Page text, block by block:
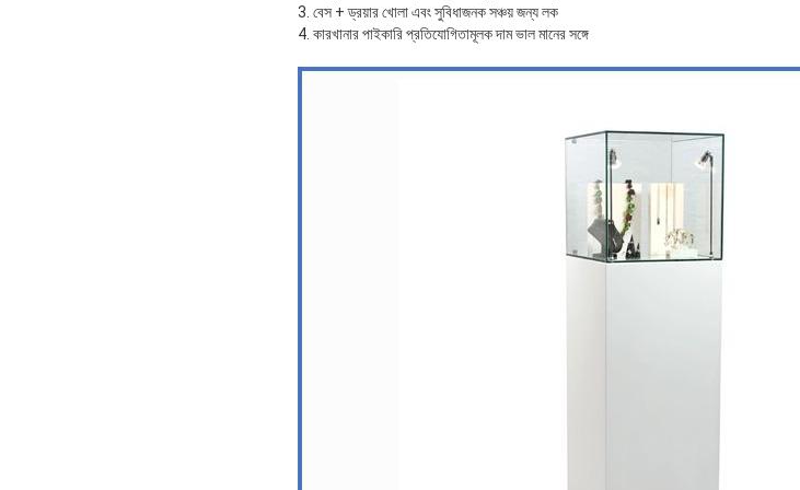
3. বেস + ড্রয়ার খোলা এবং সুবিধাজনক সঞ্চয় জন্য লক
4. কারখানার পাইকারি প্রতিযোগিতামূলক দাম ভাল মানের সঙ্গে